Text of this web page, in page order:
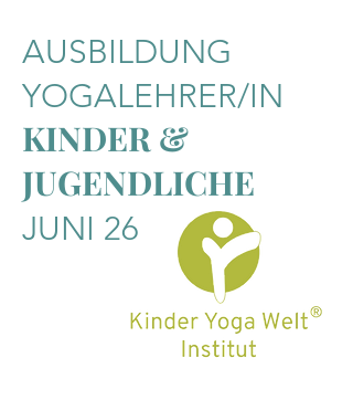
AUSBILDUNG
YOGALEHRER/IN
KINDER &
JUGENDLICHE
JUNI 26